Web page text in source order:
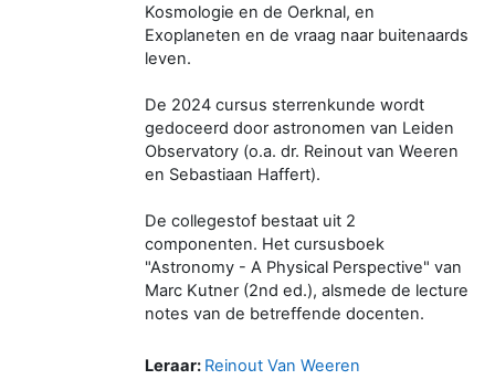
Kosmologie en de Oerknal, en
Exoplaneten en de vraag naar buitenaards
leven.
De 2024 cursus sterrenkunde wordt
gedoceerd door astronomen van Leiden
Observatory (o.a. dr. Reinout van Weeren
en Sebastiaan Haffert).
De collegestof bestaat uit 2
componenten. Het cursusboek
"Astronomy - A Physical Perspective" van
Marc Kutner (2nd ed.), alsmede de lecture
notes van de betreffende docenten.
Leraar: Reinout Van Weeren